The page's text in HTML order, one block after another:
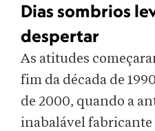
Dias sombrios
despertar
As atitudes
fim da década de
de 2000, quando a
inabalável